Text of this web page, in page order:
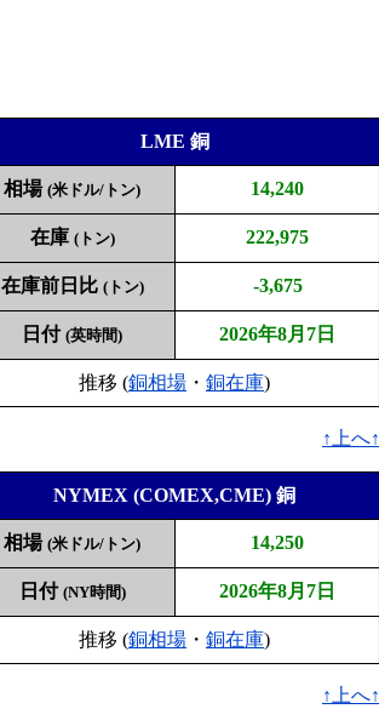
LME 銅
相場 (米ドル/トン) 14,240
在庫 (トン) 222,975
在庫前日比 (トン) -3,675
日付 (英時間) 2026年8月7日
推移 (銅相場 ・ 銅在庫)
↑上へ↑
NYMEX (COMEX,CME) 銅
相場 (米ドル/トン) 14,250
日付 (NY時間) 2026年8月7日
推移 (銅相場 ・ 銅在庫)
↑上へ↑